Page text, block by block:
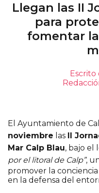
Llegan las II
para
fomentar
Escrito
El Ayuntamiento de
noviembre las II
Mar Calp Blau, bajo el
por el litoral de Calp”,
promover la
en la defensa del